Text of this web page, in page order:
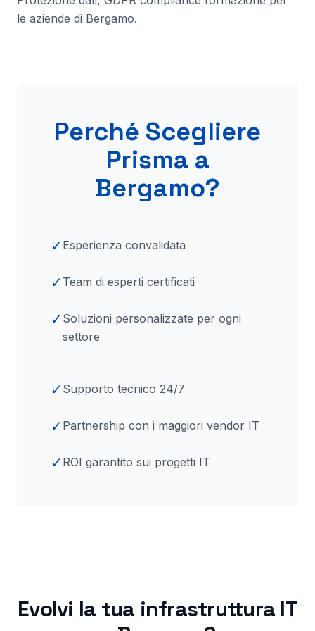
le aziende di Bergamo.
Perché Scegliere
Prisma a
Bergamo?
✓ Esperienza convalidata
✓ Team di esperti certificati
✓ Soluzioni personalizzate per ogni
settore
✓ Supporto tecnico 24/7
✓ Partnership con i maggiori vendor IT
✓ ROI garantito sui progetti IT
Evolvi la tua infrastruttura IT